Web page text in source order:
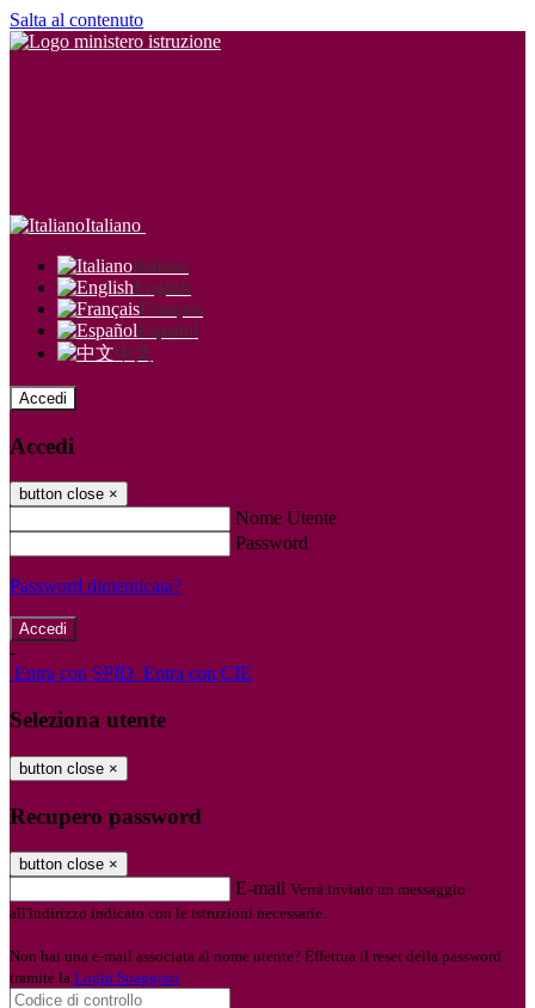
Salta al contenuto
Italiano
Italiano
English
Français
Español
中文
Accedi
Accedi
button close ×
Nome Utente
Password
Password dimenticata?
-
Entra con SPID Entra con CIE
Seleziona utente
button close ×
Recupero password
button close ×
E-mail Verrà inviato un messaggio
all'indirizzo indicato con le istruzioni necessarie.
Non hai una e-mail associata al nome utente? Effettua il reset della password
tramite la Login Spaggiari